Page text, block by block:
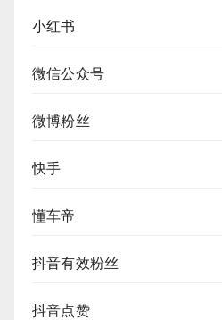
小红书
微信公众号
微博粉丝
快手
懂车帝
抖音有效粉丝
抖音点赞